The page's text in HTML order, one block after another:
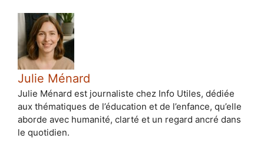
Julie Ménard
Julie Ménard est journaliste chez Info Utiles, dédiée
aux thématiques de l’éducation et de l’enfance, qu’elle
aborde avec humanité, clarté et un regard ancré dans
le quotidien.